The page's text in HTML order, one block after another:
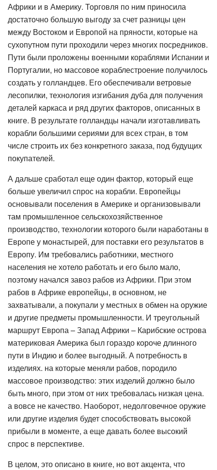
Африки и в Америку. Торговля по ним приносила
достаточно большую выгоду за счет разницы цен
между Востоком и Европой на пряности, которые на
сухопутном пути проходили через многих посредников.
Пути были проложены военными кораблями Испании и
Португалии, но массовое кораблестроение получилось
создать у голландцев. Его обеспечивали ветровые
лесопилки, технология изгибания дуба для получения
деталей каркаса и ряд других факторов, описанных в
книге. В результате голландцы начали изготавливать
корабли большими сериями для всех стран, в том
числе строить их без конкретного заказа, под будущих
покупателей.
А дальше сработал еще один фактор, который еще
больше увеличил спрос на корабли. Европейцы
основывали поселения в Америке и организовывали
там промышленное сельскохозяйственное
производство, технологии которого были наработаны в
Европе у монастырей, для поставки его результатов в
Европу. Им требовались работники, местного
населения не хотело работать и его было мало,
поэтому начался завоз рабов из Африки. При этом
рабов в Африке европейцы, в основном, не
захватывали, а покупали у местных в обмен на оружие
и другие предметы промышленности. И треугольный
маршрут Европа – Запад Африки – Карибские острова
материковая Америка был гораздо короче длинного
пути в Индию и более выгодный. А потребность в
изделиях. на которые меняли рабов, породило
массовое производство: этих изделий должно было
быть много, при этом от них требовалась низкая цена.
а вовсе не качество. Наоборот, недолговечное оружие
или другие изделия будет способствовать высокой
прибыли в моменте, а еще давать более высокий
спрос в перспективе.
В целом, это описано в книге, но вот акцента, что